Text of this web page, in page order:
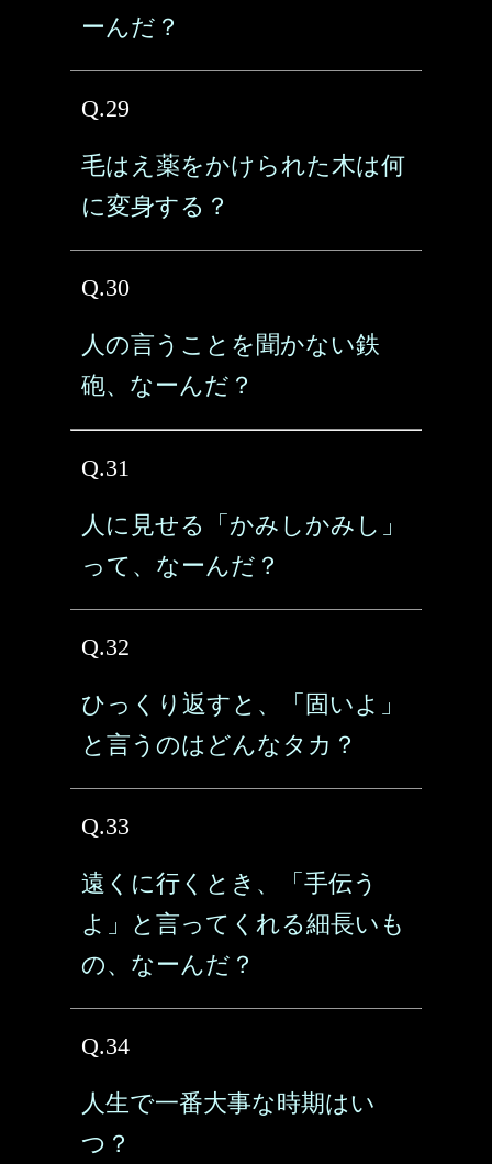
ーんだ？
Q.29
毛はえ薬をかけられた木は何
に変身する？
Q.30
人の言うことを聞かない鉄
砲、なーんだ？
Q.31
人に見せる「かみしかみし」
って、なーんだ？
Q.32
ひっくり返すと、「固いよ」
と言うのはどんなタカ？
Q.33
遠くに行くとき、「手伝う
よ」と言ってくれる細長いも
の、なーんだ？
Q.34
人生で一番大事な時期はい
つ？